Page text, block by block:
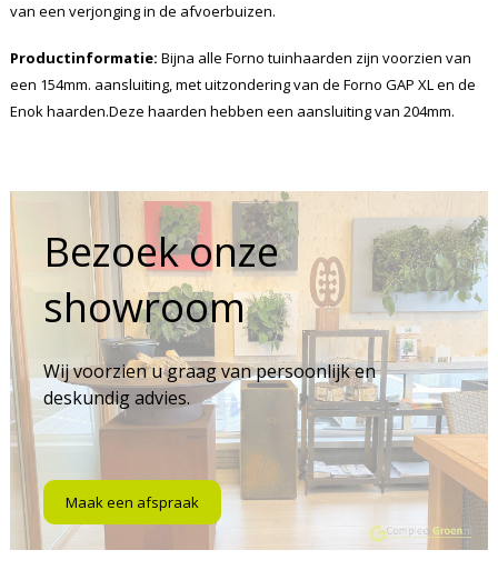
van een verjonging in de afvoerbuizen.
Productinformatie: Bijna alle Forno tuinhaarden zijn voorzien van
een 154mm. aansluiting, met uitzondering van de Forno GAP XL en de
Enok haarden.Deze haarden hebben een aansluiting van 204mm.
Bezoek onze
showroom
Wij voorzien u graag van persoonlijk en
deskundig advies.
Maak een afspraak